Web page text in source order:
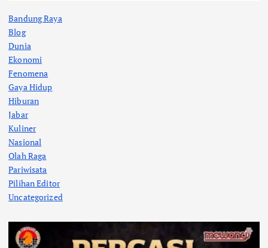
Bandung Raya
Blog
Dunia
Ekonomi
Fenomena
Gaya Hidup
Hiburan
Jabar
Kuliner
Nasional
Olah Raga
Pariwisata
Pilihan Editor
Uncategorized